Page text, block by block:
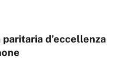
d’eccellenza